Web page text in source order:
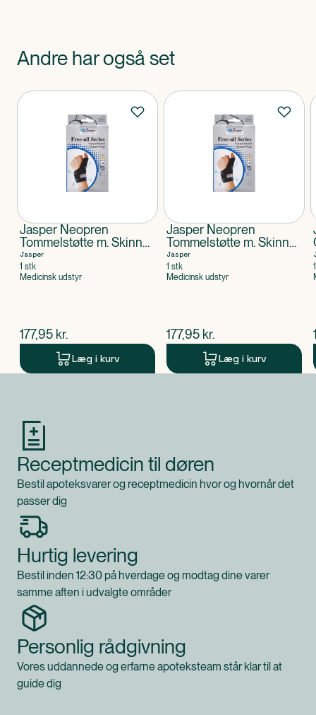
Andre har også set
Produkter
Jasper Neopren
Tommelstøtte m. Skinne
Venstre One Size
Jasper
1 stk
Medicinsk udstyr
$nuværende pris
177,95 kr.
Læg i kurv
Jasper Neopren
Tommelstøtte m. Skinne
Højre One Size
Jasper
1 stk
Medicinsk udstyr
$nuværende pris
177,95 kr.
Læg i kurv
Receptmedicin til døren
Bestil apoteksvarer og receptmedicin hvor og hvornår det
passer dig
Hurtig levering
Bestil inden 12:30 på hverdage og modtag dine varer
samme aften i udvalgte områder
Personlig rådgivning
Vores uddannede og erfarne apoteksteam står klar til at
guide dig